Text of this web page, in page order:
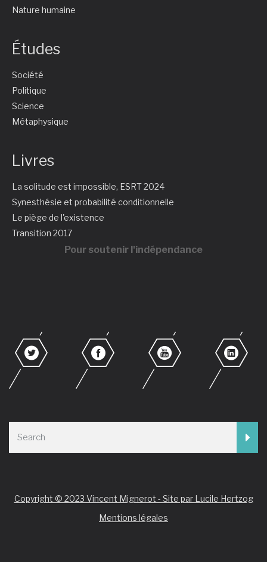
Nature humaine
Études
Société
Politique
Science
Métaphysique
Livres
La solitude est impossible, ESRT 2024
Synesthésie et probabilité conditionnelle
Le piège de l'existence
Transition 2017
Pour soutenir l'indépendance
Copyright © 2023 Vincent Mignerot - Site par Lucile Hertzog
Mentions légales